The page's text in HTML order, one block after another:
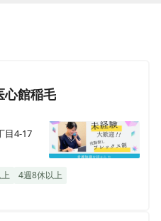
館稲毛
目4-17
4週8休以上